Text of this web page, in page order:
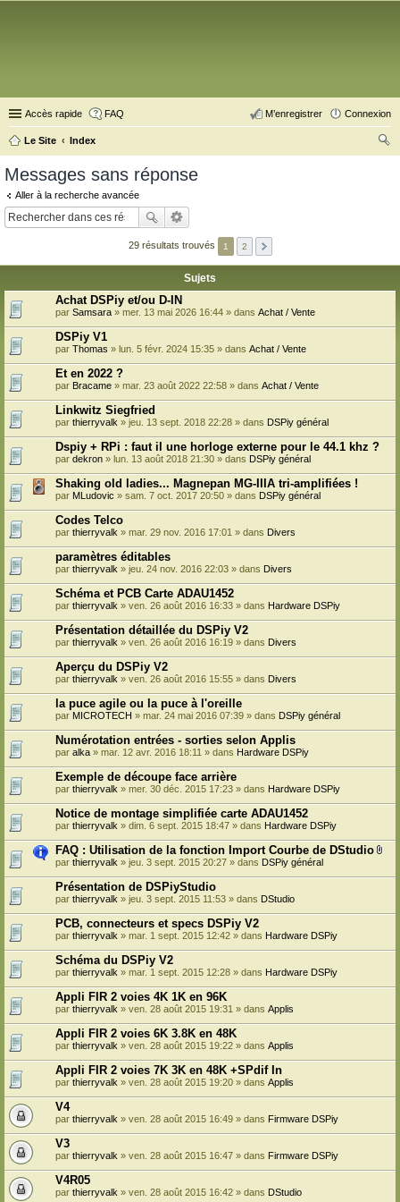
Accès rapide FAQ Connexion
M’enregistrer
Le Site
Index
Messages sans réponse
Aller à la recherche avancée
29 résultats trouvés 1 2
Sujets
Achat DSPiy et/ou D-IN
par Samsara » mer. 13 mai 2026 16:44 » dans Achat / Vente
DSPiy V1
par Thomas » lun. 5 févr. 2024 15:35 » dans Achat / Vente
Et en 2022 ?
par Bracame » mar. 23 août 2022 22:58 » dans Achat / Vente
Linkwitz Siegfried
par thierryvalk » jeu. 13 sept. 2018 22:28 » dans DSPiy général
Dspiy + RPi : faut il une horloge externe pour le 44.1 khz ?
par dekron » lun. 13 août 2018 21:30 » dans DSPiy général
Shaking old ladies... Magnepan MG-IIIA tri-amplifiées !
par MLudovic » sam. 7 oct. 2017 20:50 » dans DSPiy général
Codes Telco
par thierryvalk » mar. 29 nov. 2016 17:01 » dans Divers
paramètres éditables
par thierryvalk » jeu. 24 nov. 2016 22:03 » dans Divers
Schéma et PCB Carte ADAU1452
par thierryvalk » ven. 26 août 2016 16:33 » dans Hardware DSPiy
Présentation détaillée du DSPiy V2
par thierryvalk » ven. 26 août 2016 16:19 » dans Divers
Aperçu du DSPiy V2
par thierryvalk » ven. 26 août 2016 15:55 » dans Divers
la puce agile ou la puce à l'oreille
par MICROTECH » mar. 24 mai 2016 07:39 » dans DSPiy général
Numérotation entrées - sorties selon Applis
par alka » mar. 12 avr. 2016 18:11 » dans Hardware DSPiy
Exemple de découpe face arrière
par thierryvalk » mer. 30 déc. 2015 17:23 » dans Hardware DSPiy
Notice de montage simplifiée carte ADAU1452
par thierryvalk » dim. 6 sept. 2015 18:47 » dans Hardware DSPiy
FAQ : Utilisation de la fonction Import Courbe de DStudio
c
e
i
par thierryvalk » jeu. 3 sept. 2015 20:27 » dans DSPiy général
Présentation de DSPiyStudio
par thierryvalk » jeu. 3 sept. 2015 11:53 » dans DStudio
PCB, connecteurs et specs DSPiy V2
par thierryvalk » mar. 1 sept. 2015 12:42 » dans Hardware DSPiy
Schéma du DSPiy V2
par thierryvalk » mar. 1 sept. 2015 12:28 » dans Hardware DSPiy
Appli FIR 2 voies 4K 1K en 96K
par thierryvalk » ven. 28 août 2015 19:31 » dans Applis
Appli FIR 2 voies 6K 3.8K en 48K
par thierryvalk » ven. 28 août 2015 19:22 » dans Applis
Appli FIR 2 voies 7K 3K en 48K +SPdif In
par thierryvalk » ven. 28 août 2015 19:20 » dans Applis
V4
par thierryvalk » ven. 28 août 2015 16:49 » dans Firmware DSPiy
V3
par thierryvalk » ven. 28 août 2015 16:47 » dans Firmware DSPiy
V4R05
par thierryvalk » ven. 28 août 2015 16:42 » dans DStudio